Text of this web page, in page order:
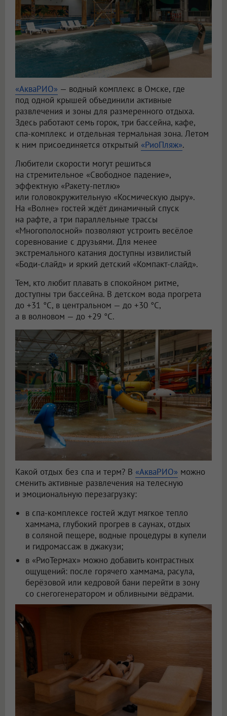
«АкваРИО» — водный комплекс в Омске, где
под одной крышей объединили активные
развлечения и зоны для размеренного отдыха.
Здесь работают семь горок, три бассейна, кафе,
спа-комплекс и отдельная термальная зона. Летом
к ним присоединяется открытый «РиоПляж».
Любители скорости могут решиться
на стремительное «Свободное падение»,
эффектную «Ракету-петлю»
или головокружительную «Космическую дыру».
На «Волне» гостей ждёт динамичный спуск
на рафте, а три параллельные трассы
«Многополосной» позволяют устроить весёлое
соревнование с друзьями. Для менее
экстремального катания доступны извилистый
«Боди-слайд» и яркий детский «Компакт-слайд».
Тем, кто любит плавать в спокойном ритме,
доступны три бассейна. В детском вода прогрета
до +31 °C, в центральном — до +30 °C,
а в волновом — до +29 °C.
Какой отдых без спа и терм? В «АкваРИО» можно
сменить активные развлечения на телесную
и эмоциональную перезагрузку:
в спа-комплексе гостей ждут мягкое тепло
хаммама, глубокий прогрев в саунах, отдых
в соляной пещере, водные процедуры в купели
и гидромассаж в джакузи;
в «РиоТермах» можно добавить контрастных
ощущений: после горячего хаммама, расула,
берёзовой или кедровой бани перейти в зону
со снегогенератором и обливными вёдрами.